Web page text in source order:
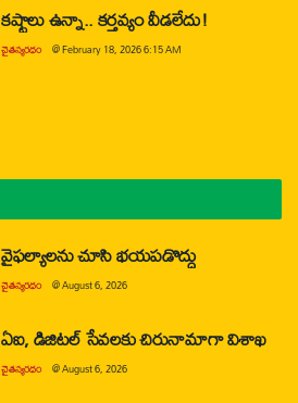
కష్టాలు ఉన్నా.. కర్తవ్యం వీడలేదు!
చైతన్యరధం @February 18, 2026 6:15 AM
వైఫల్యాలను చూసి భయపడొద్దు
చైతన్యరధం @August 6, 2026
ఏఐ, డిజిటల్ సేవలకు చిరునామాగా విశాఖ
చైతన్యరధం @August 6, 2026